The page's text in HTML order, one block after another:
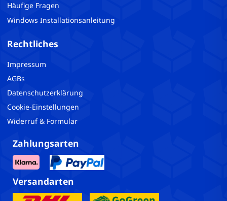
Häufige Fragen
Windows Installationsanleitung
Rechtliches
Impressum
AGBs
Datenschutzerklärung
Cookie-Einstellungen
Widerruf & Formular
Zahlungsarten
Versandarten